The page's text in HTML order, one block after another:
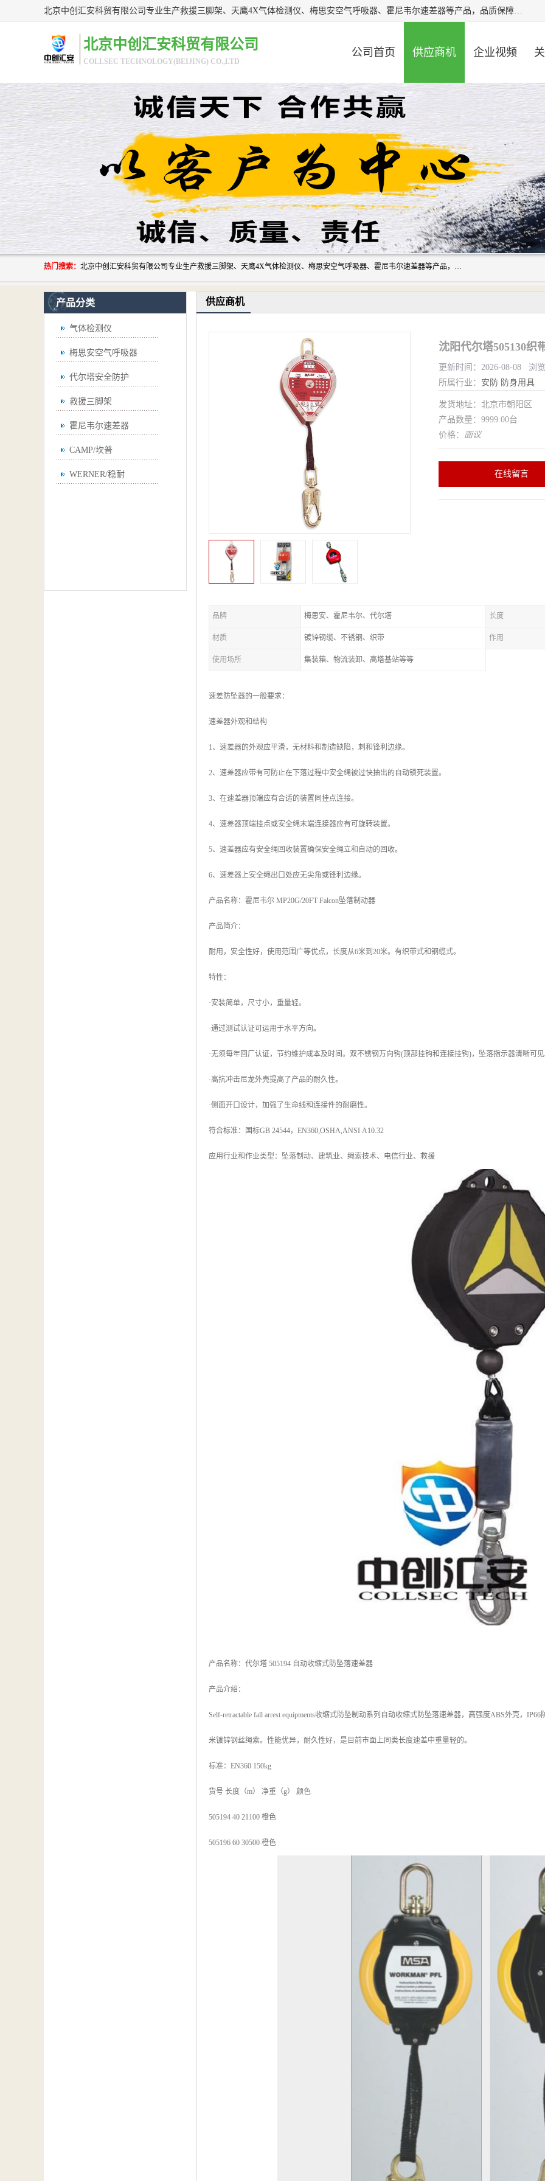
北京中创汇安科贸有限公司专业生产救援三脚架、天鹰4X气体检测仪、梅思安空气呼吸器、霍尼韦尔速差器等产品，品质保障，价格合理，欢迎在线致电咨询。
北京中创汇安科贸有限公司
COLLSEC TECHNOLOGY(BEIJING) CO.,LTD
公司首页 供应商机 企业视频
热门搜索： 北京中创汇安科贸有限公司专业生产救援三脚架、天鹰4X气体检测仪、梅思安空气呼吸器、霍尼韦尔速差器等产品，品质保障，价格合理，欢迎在线致电咨询。
产品分类
气体检测仪
梅思安空气呼吸器
代尔塔安全防护
救援三脚架
霍尼韦尔速差器
CAMP/坎普
WERNER/稳耐
供应商机
沈阳代尔塔505130织
更新时间：2026-08-08 浏
所属行业： 安防 防身用具
发货地址：北京市朝阳区
产品数量：9999.00台
价格： 面议
在线留言
品牌 梅思安、霍尼韦尔、代尔塔 长度
材质 镀锌钢缆、不锈钢、织带 作用
使用场所 集装箱、物流装卸、高塔基站等等
速差防坠器的一般要求：
速差器外观和结构
1、速差器的外观应平滑，无材料和制造缺陷，刺和锋利边缘。
2、速差器应带有可防止在下落过程中安全绳被过快抽出的自动锁死装置。
3、在速差器顶端应有合适的装置同挂点连接。
4、速差器顶端挂点或安全绳末端连接器应有可旋转装置。
5、速差器应有安全绳回收装置确保安全绳立和自动的回收。
6、速差器上安全绳出口处应无尖角或锋利边缘。
产品名称：霍尼韦尔 MP20G/20FT Falcon坠落制动器
产品简介：
耐用，安全性好，使用范围广等优点，长度从6米到20米。有织带式和钢缆式。
特性：
·安装简单，尺寸小，重量轻。
·通过测试认证可运用于水平方向。
·无须每年回厂认证，节约维护成本及时间。双不锈钢万向钩(顶部挂钩和连接挂钩)，坠落指示器清晰可
·高抗冲击尼龙外壳提高了产品的耐久性。
·侧面开口设计，加强了生命线和连接件的耐磨性。
符合标准：国标GB 24544，EN360,OSHA,ANSI A10.32
应用行业和作业类型：坠落制动、建筑业、绳索技术、电信行业、救援
产品名称：代尔塔 505194 自动收缩式防坠落速差器
产品介绍：
Self-retractable fall arrest equipments收缩式防坠制动系列自动收缩式防坠落速差器，高强度ABS外壳，
米镀锌钢丝绳索。性能优异，耐久性好，是目前市面上同类长度速差中重量轻的。
标准：EN360 150kg
货号 长度（m） 净重（g） 颜色
505194 40 21100 橙色
505196 60 30500 橙色